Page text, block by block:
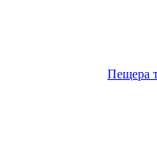
Пещера